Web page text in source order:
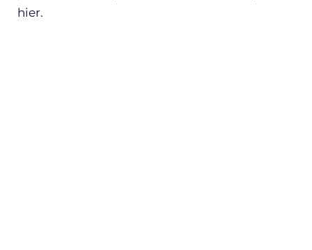
hier.